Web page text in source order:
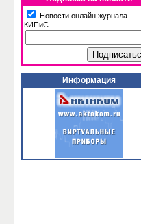
Новости онлайн журнала
КИПиС
Информация